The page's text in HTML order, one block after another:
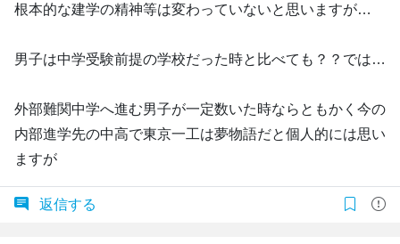
根本的な建学の精神等は変わっていないと思いますが…
男子は中学受験前提の学校だった時と比べても？？では…
外部難関中学へ進む男子が一定数いた時ならともかく今の
内部進学先の中高で東京一工は夢物語だと個人的には思い
ますが
返信する